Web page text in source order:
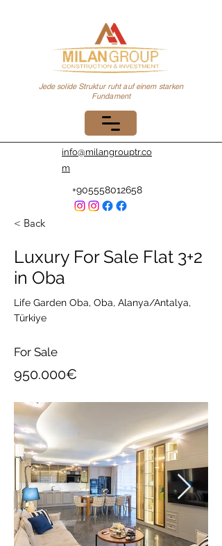
Jede solide Struktur ruht auf einem starken
Fundament
+905558012658
info@milangrouptr.co
m
< Back
Luxury For Sale Flat 3+2
in Oba
Life Garden Oba, Oba, Alanya/Antalya,
Türkiye
For Sale
950.000€